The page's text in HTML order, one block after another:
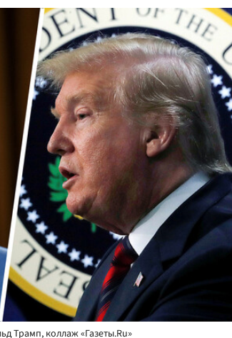
Трамп, коллаж «Газеты.Ru»